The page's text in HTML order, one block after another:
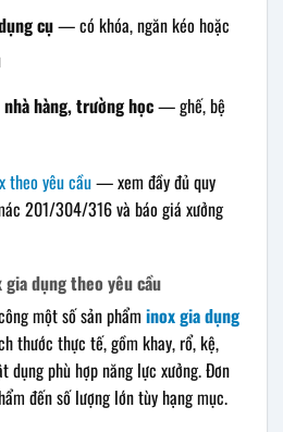
cụ— có khóa, ngăn kéo hoặc
hàng, trường học— ghế, bệ
theo yêu cầu— xem đầy đủ quy
201/304/316 và báo giá xưởng
gia dụng theo yêu cầu
một số sản phẩm inox gia dụng
thước thực tế, gồm khay, rổ, kệ,
dụng phù hợp năng lực xưởng. Đơn
đến số lượng lớn tùy hạng mục.